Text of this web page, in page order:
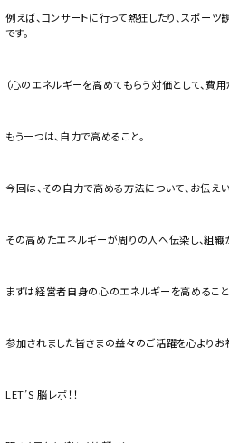
例えば、コンサートに行って熱狂したり、スポー
です。
（心のエネルギーを高めてもらう対価として、費用
もう一つは、自力で高めること。
今回は、その自力で高める方法について、お伝えい
その高めたエネルギーが周りの人へ伝染し、組織
まずは経営者自身の心のエネルギーを高めること
参加されました皆さまの益々のご活躍を心よりお
LET’S 脳レボ！！